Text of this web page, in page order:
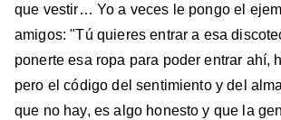
que vestir… Yo a veces le pongo el
amigos: "Tú quieres entrar a esa
ponerte esa ropa para poder entrar ahí,
pero el código del sentimiento y del
que no hay, es algo honesto y que la